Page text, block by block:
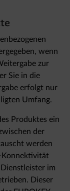
wenn
zur
Sie in die
erfolgt nur
Umfang.
Produktes ein
der
werden
Konnektivität
im
Dieser